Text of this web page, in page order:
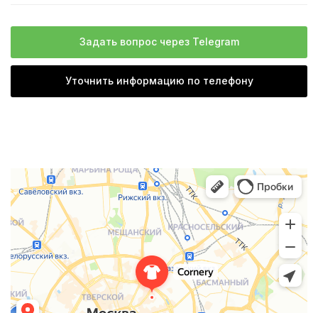
Задать вопрос через Telegram
Уточнить информацию по телефону